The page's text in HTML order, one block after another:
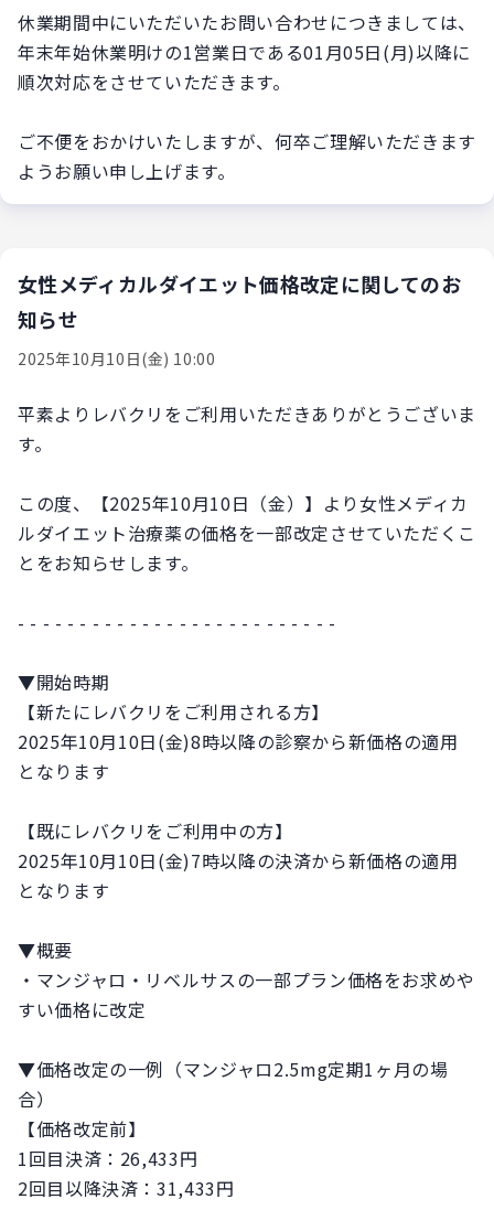
休業期間中にいただいたお問い合わせにつきましては、
年末年始休業明けの1営業日である01月05日(月)以降に
順次対応をさせていただきます。
ご不便をおかけいたしますが、何卒ご理解いただきます
ようお願い申し上げます。
女性メディカルダイエット価格改定に関してのお
知らせ
2025年10月10日(金) 10:00
平素よりレバクリをご利用いただきありがとうございま
す。
この度、【2025年10月10日（金）】より女性メディカ
ルダイエット治療薬の価格を一部改定させていただくこ
とをお知らせします。
- - - - - - - - - - - - - - - - - - - - - - - - - -
▼開始時期
【新たにレバクリをご利用される方】
2025年10月10日(金)8時以降の診察から新価格の適用
となります
【既にレバクリをご利用中の方】
2025年10月10日(金)7時以降の決済から新価格の適用
となります
▼概要
・マンジャロ・リベルサスの一部プラン価格をお求めや
すい価格に改定
▼価格改定の一例（マンジャロ2.5mg定期1ヶ月の場
合）
【価格改定前】
1回目決済：26,433円
2回目以降決済：31,433円